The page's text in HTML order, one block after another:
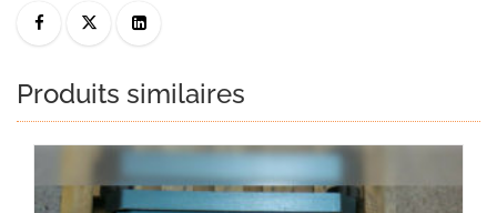
Produits similaires